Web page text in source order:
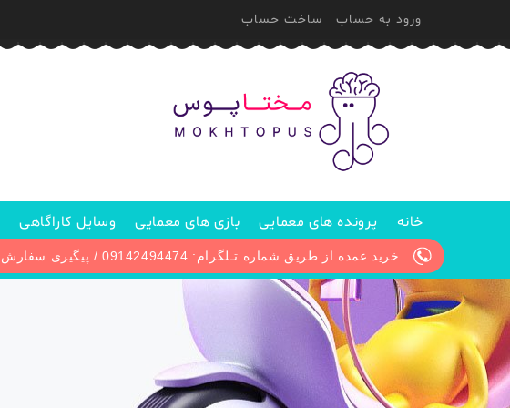
ورود به حساب ساخت حساب
خانه پرونده های معمایی بازی های معمایی وسایل کاراگاهی
خرید عمده از طریق شماره تـلگرام: 09142494474 / پیگیری سفارش از طریق آیدی تلگرام: @Mokhtopus_support1